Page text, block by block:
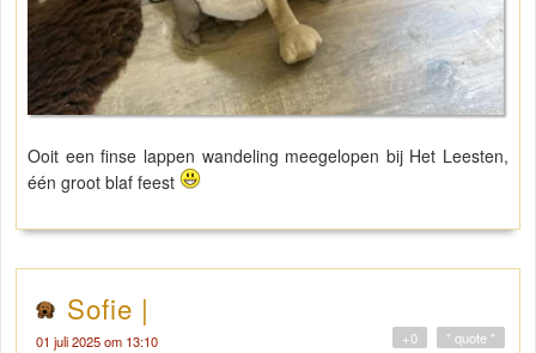
Ooit een finse lappen wandeling meegelopen bij Het Leesten,
één groot blaf feest
Sofie |
01 juli 2025 om 13:10 " quote "
+0